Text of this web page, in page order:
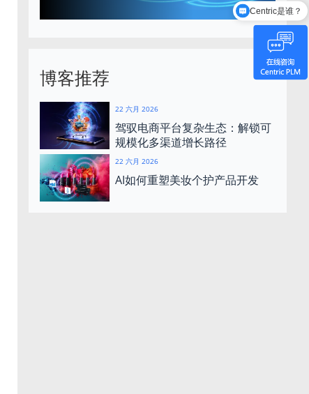
博客推荐
22 六月 2026
驾驭电商平台复杂生态：解锁可
规模化多渠道增长路径
22 六月 2026
AI如何重塑美妆个护产品开发
Centric是谁？